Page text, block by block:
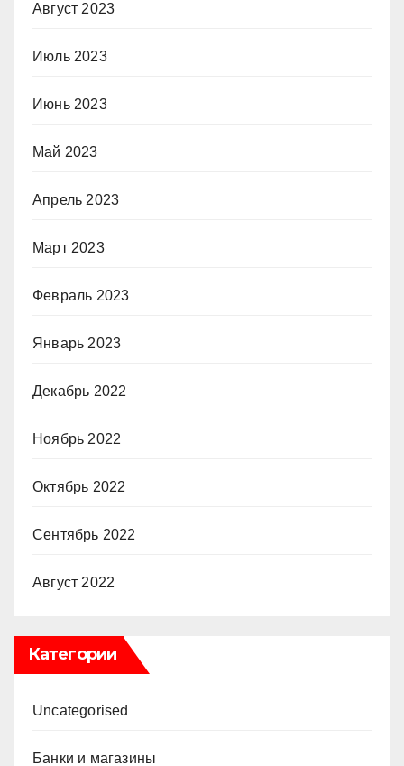
Август 2023
Июль 2023
Июнь 2023
Май 2023
Апрель 2023
Март 2023
Февраль 2023
Январь 2023
Декабрь 2022
Ноябрь 2022
Октябрь 2022
Сентябрь 2022
Август 2022
Категории
Uncategorised
Банки и магазины